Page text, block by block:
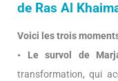
de Ras Al
Voici les trois
• Le survol de
transformation, qui